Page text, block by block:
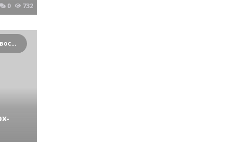
0 732
Криминальные новости Новосибирска и Сибирского региона